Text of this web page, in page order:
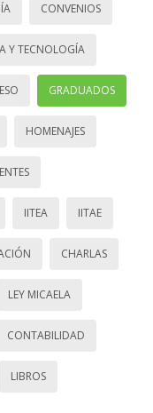
CONVENIOS
Y TECNOLOGÍA
GRADUADOS
HOMENAJES
IITEA IITAE
CHARLAS
LEY MICAELA
CONTABILIDAD
LIBROS